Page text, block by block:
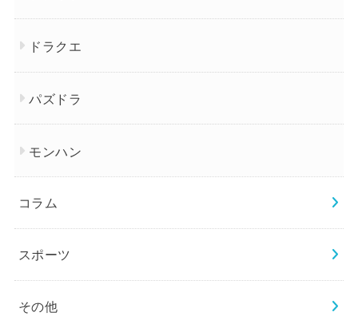
ドラクエ
パズドラ
モンハン
コラム
スポーツ
その他